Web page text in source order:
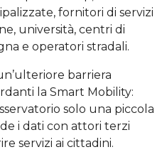
fornitori di servizi
università, centri di
e operatori stradali.
barriera
la Smart Mobility:
solo una piccola
i dati con attori terzi
servizi ai cittadini.